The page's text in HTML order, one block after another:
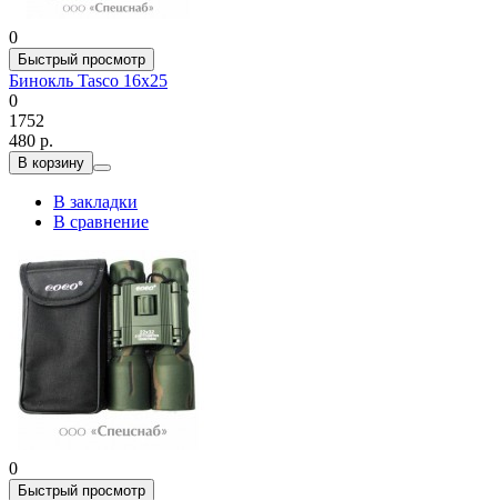
0
Быстрый просмотр
Бинокль Tasco 16x25
0
1752
480 р.
В корзину
В закладки
В сравнение
0
Быстрый просмотр